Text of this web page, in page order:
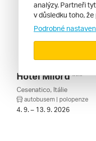
Hotel Milord ***
Cesenatico, Itálie
autobusem | polopenze
4. 9. – 13. 9. 2026
analýzy. Partneři
v důsledku toho,
Podrobné